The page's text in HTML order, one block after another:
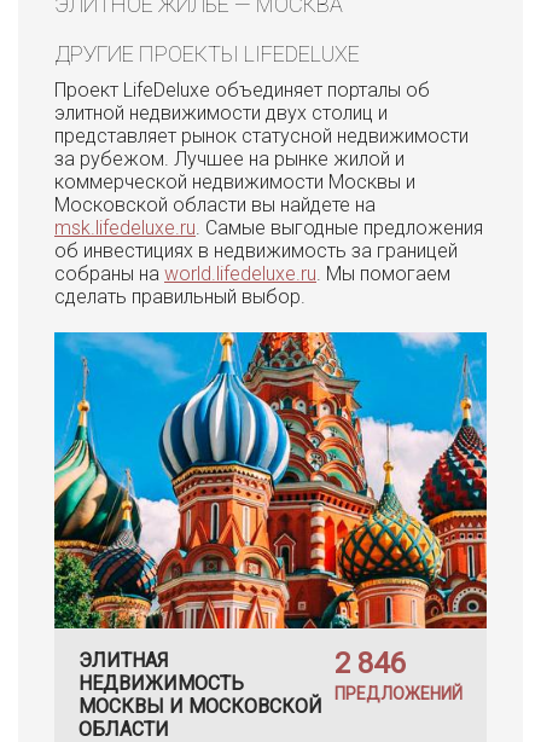
ДРУГИЕ ПРОЕКТЫ LIFEDELUXE
Проект LifeDeluxe объединяет порталы об
элитной недвижимости двух столиц и
представляет рынок статусной недвижимости
за рубежом. Лучшее на рынке жилой и
коммерческой недвижимости Москвы и
Московской области вы найдете на
msk.lifedeluxe.ru. Самые выгодные предложения
об инвестициях в недвижимость за границей
собраны на world.lifedeluxe.ru. Мы помогаем
сделать правильный выбор.
ЭЛИТНАЯ
НЕДВИЖИМОСТЬ
МОСКВЫ И МОСКОВСКОЙ
ОБЛАСТИ
2 846
ПРЕДЛОЖЕНИЙ